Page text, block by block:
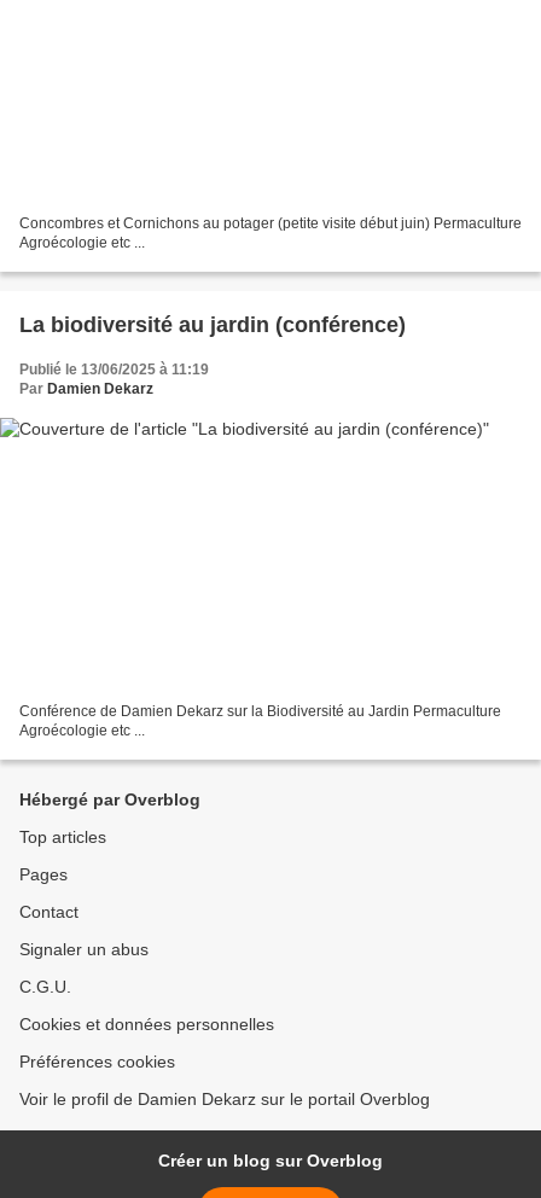
Concombres et Cornichons au potager (petite visite début juin) Permaculture
Agroécologie etc ...
La biodiversité au jardin (conférence)
Publié le 13/06/2025 à 11:19
Par Damien Dekarz
Conférence de Damien Dekarz sur la Biodiversité au Jardin Permaculture
Agroécologie etc ...
Hébergé par Overblog
Top articles
Pages
Contact
Signaler un abus
C.G.U.
Cookies et données personnelles
Préférences cookies
Voir le profil de Damien Dekarz sur le portail Overblog
Créer un blog sur Overblog